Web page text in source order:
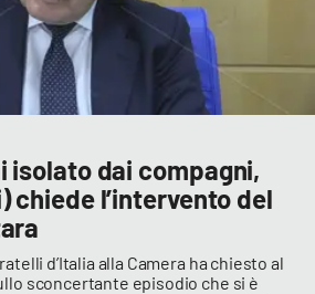
isolato dai compagni,
chiede l’intervento del
d’Italia alla Camera ha chiesto al
sconcertante episodio che si è